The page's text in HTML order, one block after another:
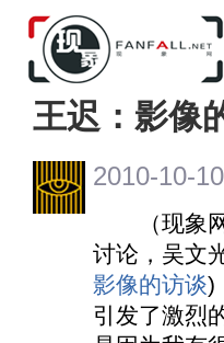
王迟：影像
2010-10-
（现象网
讨论，吴文
影像的访谈)
引发了激烈